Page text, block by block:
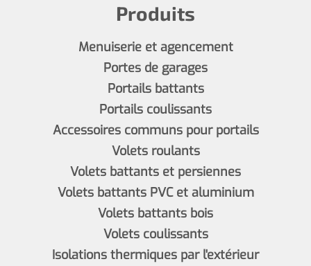
Produits
Menuiserie et agencement
Portes de garages
Portails battants
Portails coulissants
Accessoires communs pour portails
Volets roulants
Volets battants et persiennes
Volets battants PVC et aluminium
Volets battants bois
Volets coulissants
Isolations thermiques par l'extérieur